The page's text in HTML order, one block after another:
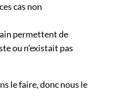
cas non
permettent de
ou n’existait pas
le faire, donc nous le